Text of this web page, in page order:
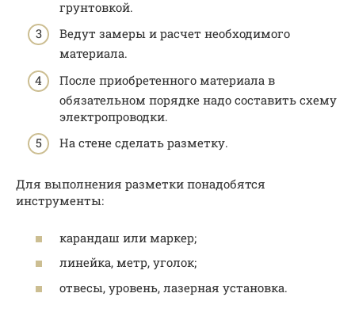
грунтовкой.
Ведут замеры и расчет необходимого
материала.
После приобретенного материала в
обязательном порядке надо составить схему
электропроводки.
На стене сделать разметку.
Для выполнения разметки понадобятся
инструменты:
карандаш или маркер;
линейка, метр, уголок;
отвесы, уровень, лазерная установка.